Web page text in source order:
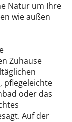
Natur um Ihre
wie außen
Zuhause
pflegeleichte
oder das
Auf der